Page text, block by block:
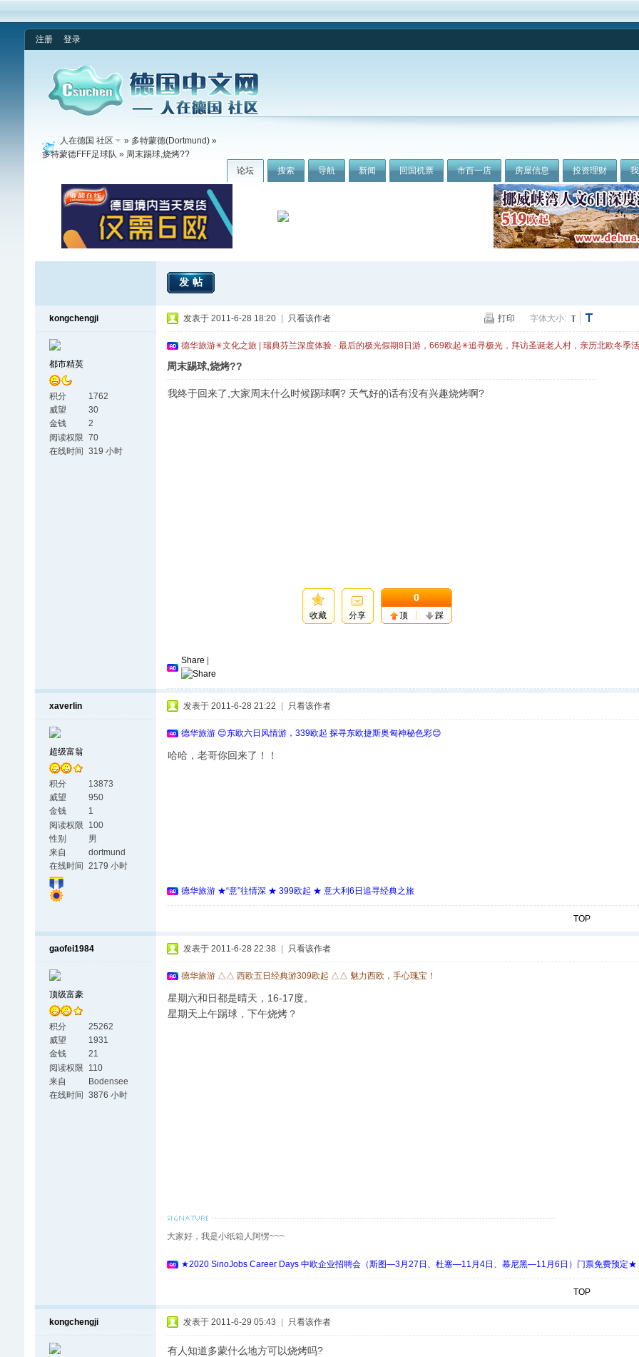
注册 登录
论坛 搜索 导航 新闻 回国机票 市百一店 房屋信息 投资理财
人在德国 社区 » 多特蒙德(Dortmund)»
多特蒙德FFF足球队 » 周末踢球,烧烤??
发帖
kongchengji
都市精英
积分
1762
威望
30
金钱
2
阅读权限 70
在线时间 319 小时
打印 字体大小:
发表于 2011-6-28 18:20 只看该作者
德华旅游✳文化之旅 | 瑞典芬兰深度体验 · 最后的极光假期8日游，669欧起✳追寻极光，拜访圣诞老人村，亲历北欧冬季
周末踢球,烧烤??
我终于回来了,大家周末什么时候踢球啊? 天气好的话有没有兴趣烧烤啊?
收藏 分享
0
顶 踩
Share
xaverlin
超级富翁
积分
13873
威望
950
金钱
1
阅读权限
100
性别
男
来自
dortmund
在线时间
2179 小时
发表于 2011-6-28 21:22 只看该作者
德华旅游 😊东欧六日风情游，339欧起 探寻东欧捷斯奥匈神秘色彩😊
哈哈，老哥你回来了！！
德华旅游 ★“意”往情深 ★ 399欧起 ★ 意大利6日追寻经典之旅
TOP
gaofei1984
顶级富豪
积分
25262
威望
1931
金钱
21
阅读权限
110
来自
Bodensee
在线时间
3876 小时
发表于 2011-6-28 22:38 只看该作者
德华旅游 △△ 西欧五日经典游309欧起 △△ 魅力西欧，手心瑰宝！
星期六和日都是晴天，16-17度。
星期天上午踢球，下午烧烤？
大家好，我是小纸箱人阿愣~~~
★2020 SinoJobs Career Days 中欧企业招聘会（斯图—3月27日、杜塞—11月4日、慕尼黑—11月6日）门票免费预定★
TOP
kongchengji 发表于 2011-6-29 05:43 只看该作者
有人知道多蒙什么地方可以烧烤吗?